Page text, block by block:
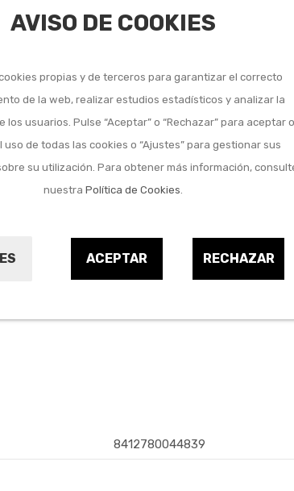
AVISO DE COOKIES
propias y de terceros para garantizar el correcto
de la web, realizar estudios estadísticos y analizar la
los usuarios. Pulse “Aceptar” o “Rechazar” para aceptar
uso de todas las cookies o “Ajustes” para gestionar sus
su utilización. Para obtener más información,
nuestraPolítica de Cookies
ACEPTAR RECHAZAR
Brocha
8,30 €
Marca:
8412780044839